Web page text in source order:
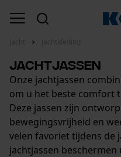
Jachtjassen
Onze jachtjassen
om u het beste comfort
Deze jassen zijn
bewegingsvrijheid en
velen favoriet tijdens de
jachtjassen